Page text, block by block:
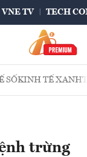
VNE TV TECH
SỐKINH TẾ XANH
trừng